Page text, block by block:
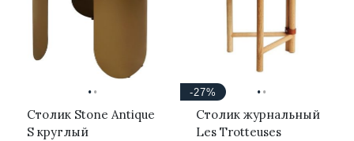
··
Столик Stone Antique
S круглый
··
-27%
Столик журнальный
Les Trotteuses